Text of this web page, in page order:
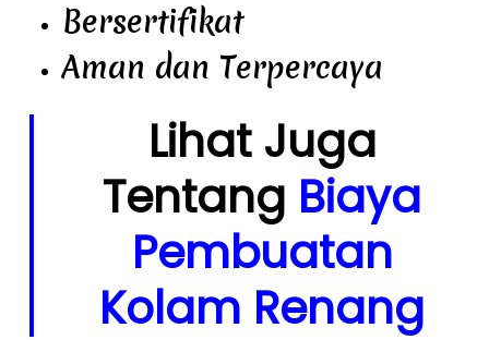
Bersertifikat
Aman dan Terpercaya
Lihat Juga
Tentang Biaya
Pembuatan
Kolam Renang